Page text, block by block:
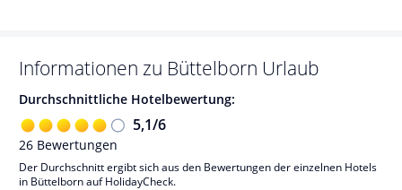
Informationen zu Büttelborn Urlaub
Durchschnittliche Hotelbewertung:
5,1/6
26 Bewertungen
Der Durchschnitt ergibt sich aus den Bewertungen der einzelnen Hotels
in Büttelborn auf HolidayCheck.